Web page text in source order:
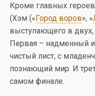
Кроме главных
(Хэм («Город воров», «
выступающего в двух,
Первая – надменный и
чистый лист, с
познающий мир. И
самом финале.